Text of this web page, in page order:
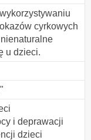
cyrkowych
u dzieci.
i deprawacji
dzieci